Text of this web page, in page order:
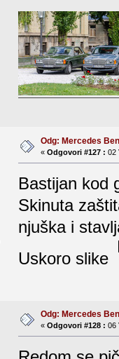
Odg: Mercedes
«Odgovori #127 : 02
Bastijan kod
Skinuta
njuška i
Uskoro slike
Odg: Mercedes
«Odgovori #128 : 06